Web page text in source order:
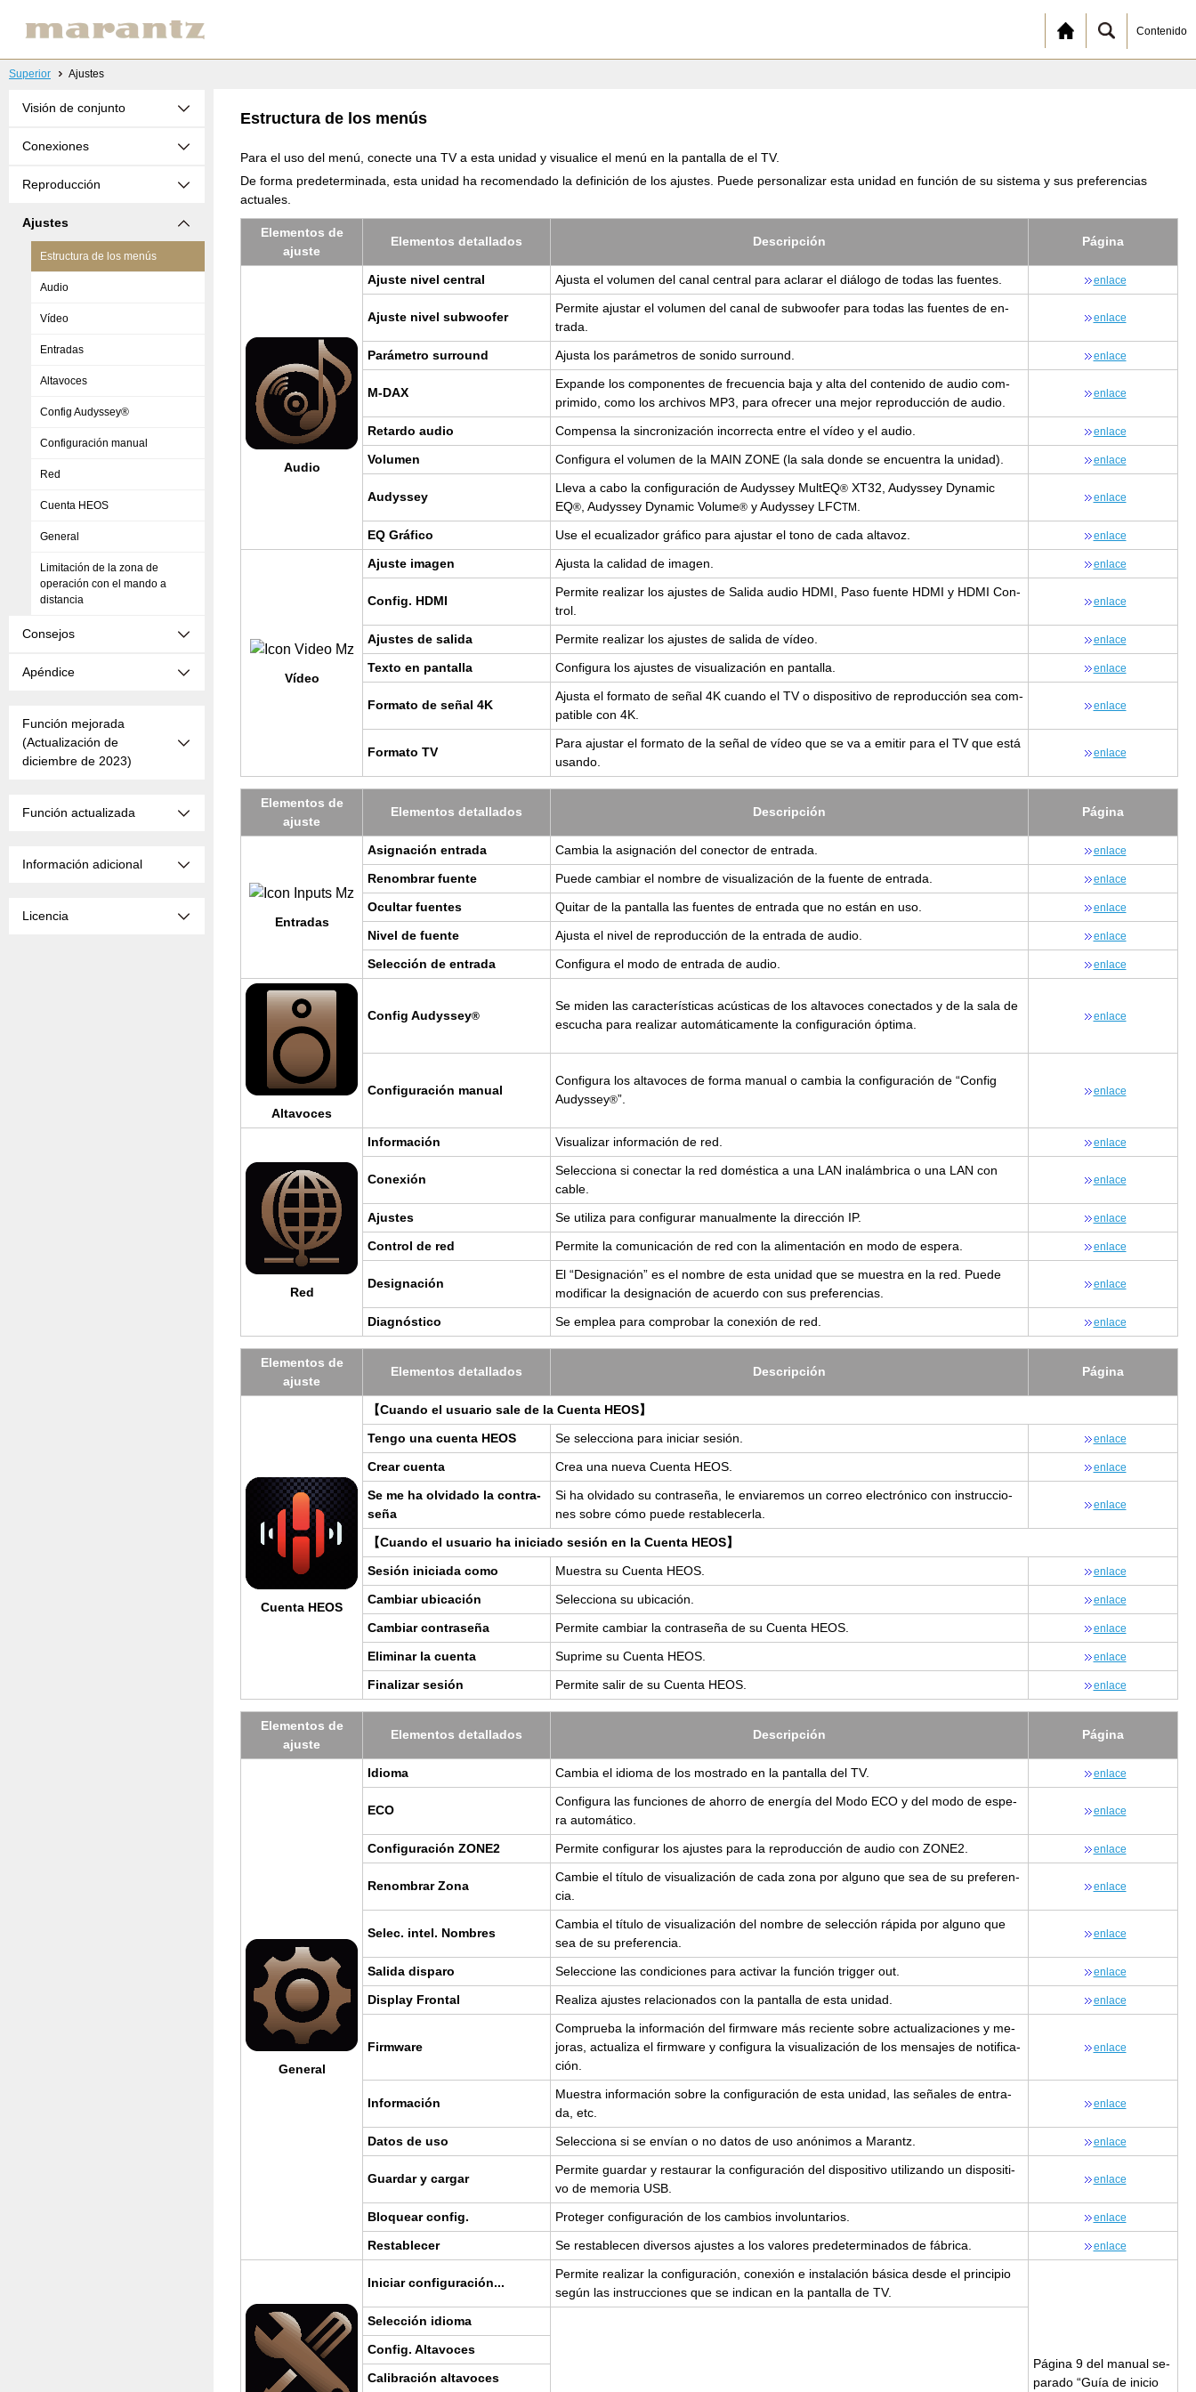
Contenido
Superior Ajustes
Visión de conjunto
Conexiones
Reproducción
Ajustes
Estructura de los menús
Audio
Vídeo
Entradas
Altavoces
Config Audyssey®
Configuración manual
Red
Cuenta HEOS
General
Limitación de la zona de
operación con el mando a
distancia
Consejos
Apéndice
Función mejorada
(Actualización de
diciembre de 2023)
Función actualizada
Información adicional
Licencia
Estructura de los menús
Para el uso del menú, conecte una TV a esta unidad y visualice el menú en la pantalla de el TV.
De forma predeterminada, esta unidad ha recomendado la definición de los ajustes. Puede personalizar esta unidad en función de su sistema y sus preferencias
actuales.
Ele­men­tos de
ajus­te
Ele­men­tos de­ta­lla­dos Des­crip­ción Pá­gi­na
Audio
Ajus­te nivel cen­tral Ajus­ta el vo­lu­men del canal cen­tral para acla­rar el diá­lo­go de todas las fuen­tes. en­la­ce
Ajus­te nivel sub­woo­fer
Per­mi­te ajus­tar el vo­lu­men del canal de sub­woo­fer para todas las fuen­tes de en­
tra­da.
en­la­ce
Pa­rá­me­tro su­rround Ajus­ta los pa­rá­me­tros de so­ni­do su­rround. en­la­ce
M-DAX
Ex­pan­de los com­po­nen­tes de fre­cuen­cia baja y alta del con­te­ni­do de audio com­
pri­mi­do, como los ar­chi­vos MP3, para ofre­cer una mejor re­pro­duc­ción de audio.
en­la­ce
Re­tar­do audio Com­pen­sa la sin­cro­ni­za­ción in­co­rrec­ta entre el vídeo y el audio. en­la­ce
Vo­lu­men Con­fi­gu­ra el vo­lu­men de la MAIN ZONE (la sala donde se en­cuen­tra la uni­dad). en­la­ce
Audys­sey
Lleva a cabo la con­fi­gu­ra­ción de Audys­sey Mul­tEQ® XT32, Audys­sey Dy­na­mic
EQ®, Audys­sey Dy­na­mic Vo­lu­me® y Audys­sey LFCTM .
en­la­ce
EQ Grá­fi­co Use el ecua­li­za­dor grá­fi­co para ajus­tar el tono de cada al­ta­voz. en­la­ce
Vídeo
Ajus­te ima­gen Ajus­ta la ca­li­dad de ima­gen. en­la­ce
Con­fig. HDMI
Per­mi­te rea­li­zar los ajus­tes de Sa­li­da audio HDMI, Paso fuen­te HDMI y HDMI Con­
trol.
en­la­ce
Ajus­tes de sa­li­da Per­mi­te rea­li­zar los ajus­tes de sa­li­da de vídeo. en­la­ce
Texto en pan­ta­lla Con­fi­gu­ra los ajus­tes de vi­sua­li­za­ción en pan­ta­lla. en­la­ce
For­ma­to de señal 4K
Ajus­ta el for­ma­to de señal 4K cuan­do el TV o dis­po­si­ti­vo de re­pro­duc­ción sea com­
pa­ti­ble con 4K.
en­la­ce
For­ma­to TV
Para ajus­tar el for­ma­to de la señal de vídeo que se va a emi­tir para el TV que está
usan­do.
en­la­ce
Ele­men­tos de
ajus­te
Ele­men­tos de­ta­lla­dos Des­crip­ción Pá­gi­na
En­tra­das
Asig­na­ción en­tra­da Cam­bia la asig­na­ción del co­nec­tor de en­tra­da. en­la­ce
Re­nom­brar fuen­te Puede cam­biar el nom­bre de vi­sua­li­za­ción de la fuen­te de en­tra­da. en­la­ce
Ocul­tar fuen­tes Qui­tar de la pan­ta­lla las fuen­tes de en­tra­da que no están en uso. en­la­ce
Nivel de fuen­te Ajus­ta el nivel de re­pro­duc­ción de la en­tra­da de audio. en­la­ce
Se­lec­ción de en­tra­da Con­fi­gu­ra el modo de en­tra­da de audio. en­la­ce
Al­ta­vo­ces
Con­fig Audys­sey®
Se miden las ca­rac­te­rís­ti­cas acús­ti­cas de los al­ta­vo­ces co­nec­ta­dos y de la sala de
es­cu­cha para rea­li­zar au­to­má­ti­ca­men­te la con­fi­gu­ra­ción óp­ti­ma.
en­la­ce
Con­fi­gu­ra­ción ma­nual
Con­fi­gu­ra los al­ta­vo­ces de forma ma­nual o cam­bia la con­fi­gu­ra­ción de “Con­fig
Audys­sey®”.
en­la­ce
Red
In­for­ma­ción Vi­sua­li­zar in­for­ma­ción de red. en­la­ce
Co­ne­xión
Se­lec­cio­na si co­nec­tar la red do­més­ti­ca a una LAN inalám­bri­ca o una LAN con
cable.
en­la­ce
Ajus­tes Se uti­li­za para con­fi­gu­rar ma­nual­men­te la di­rec­ción IP. en­la­ce
Con­trol de red Per­mi­te la co­mu­ni­ca­ción de red con la ali­men­ta­ción en modo de es­pe­ra. en­la­ce
De­sig­na­ción
El “De­sig­na­ción” es el nom­bre de esta uni­dad que se mues­tra en la red. Puede
mo­di­fi­car la de­sig­na­ción de acuer­do con sus pre­fe­ren­cias.
en­la­ce
Diag­nós­ti­co Se em­plea para com­pro­bar la co­ne­xión de red. en­la­ce
Ele­men­tos de
ajus­te
Ele­men­tos de­ta­lla­dos Des­crip­ción Pá­gi­na
Cuen­ta HEOS
【Cuan­do el usua­rio sale de la Cuen­ta HEOS】
Tengo una cuen­ta HEOS
Se se­lec­cio­na para ini­ciar se­sión. enlace
Crear cuen­ta Crea una nueva Cuen­ta HEOS. en­la­ce
Se me ha ol­vi­da­do la con­tra­
se­ña
Si ha ol­vi­da­do su con­tra­se­ña, le en­via­re­mos un co­rreo elec­tró­ni­co con ins­truc­cio­
nes sobre cómo puede res­ta­ble­cer­la.
en­la­ce
【Cuan­do el usua­rio ha ini­cia­do se­sión en la Cuen­ta HEOS】
Se­sión ini­cia­da como
Mues­tra su Cuen­ta HEOS. en­la­ce
Cam­biar ubi­ca­ción Se­lec­cio­na su ubi­ca­ción. en­la­ce
Cam­biar con­tra­se­ña Per­mi­te cam­biar la con­tra­se­ña de su Cuen­ta HEOS. en­la­ce
Eli­mi­nar la cuen­ta Su­pri­me su Cuen­ta HEOS. en­la­ce
Fi­na­li­zar se­sión Per­mi­te salir de su Cuen­ta HEOS. en­la­ce
Ele­men­tos de
ajus­te
Ele­men­tos de­ta­lla­dos Des­crip­ción Pá­gi­na
Ge­ne­ral
Idio­ma Cam­bia el idio­ma de los mos­tra­do en la pan­ta­lla del TV. en­la­ce
ECO
Con­fi­gu­ra las fun­cio­nes de aho­rro de ener­gía del Modo ECO y del modo de es­pe­
ra au­to­má­ti­co.
en­la­ce
Con­fi­gu­ra­ción ZONE2 Per­mi­te con­fi­gu­rar los ajus­tes para la re­pro­duc­ción de audio con ZONE2. en­la­ce
Re­nom­brar Zona
Cam­bie el tí­tu­lo de vi­sua­li­za­ción de cada zona por al­guno que sea de su pre­fe­ren­
cia.
en­la­ce
Selec. intel. Nom­bres
Cam­bia el tí­tu­lo de vi­sua­li­za­ción del nom­bre de se­lec­ción rá­pi­da por al­guno que
sea de su pre­fe­ren­cia.
en­la­ce
Sa­li­da dis­pa­ro Se­lec­cio­ne las con­di­cio­nes para ac­ti­var la fun­ción trig­ger out. en­la­ce
Dis­play Fron­tal Rea­li­za ajus­tes re­la­cio­na­dos con la pan­ta­lla de esta uni­dad. en­la­ce
Firm­wa­re
Com­prue­ba la in­for­ma­ción del firm­wa­re más re­cien­te sobre ac­tua­li­za­cio­nes y me­
jo­ras, ac­tua­li­za el firm­wa­re y con­fi­gu­ra la vi­sua­li­za­ción de los men­sa­jes de no­ti­fi­ca­
ción.
en­la­ce
In­for­ma­ción
Mues­tra in­for­ma­ción sobre la con­fi­gu­ra­ción de esta uni­dad, las se­ña­les de en­tra­
da, etc.
en­la­ce
Datos de uso Se­lec­cio­na si se en­vían o no datos de uso anó­ni­mos a Ma­rantz. en­la­ce
Guar­dar y car­gar
Per­mi­te guar­dar y res­tau­rar la con­fi­gu­ra­ción del dis­po­si­ti­vo uti­li­zan­do un dis­po­si­ti­
vo de me­mo­ria USB.
en­la­ce
Blo­quear con­fig. Pro­te­ger con­fi­gu­ra­ción de los cam­bios in­vo­lun­ta­rios. en­la­ce
Res­ta­ble­cer Se res­ta­ble­cen di­ver­sos ajus­tes a los va­lo­res pre­de­ter­mi­na­dos de fá­bri­ca. en­la­ce
Ini­ciar con­fi­gu­ra­ción...
Per­mi­te rea­li­zar la con­fi­gu­ra­ción, co­ne­xión e ins­ta­la­ción bá­si­ca desde el prin­ci­pio
según las ins­truc­cio­nes que se in­di­can en la pan­ta­lla de TV.
Pá­gi­na 9 del ma­nual se­
pa­ra­do “Guía de inicio
Se­lec­ción idio­ma
Con­fig. Al­ta­vo­ces
Ca­li­bra­ción al­ta­vo­ces